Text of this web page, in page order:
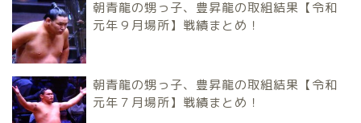
朝青龍の甥っ子、豊昇龍の取組結果【令和
元年９月場所】戦績まとめ！
朝青龍の甥っ子、豊昇龍の取組結果【令和
元年７月場所】戦績まとめ！